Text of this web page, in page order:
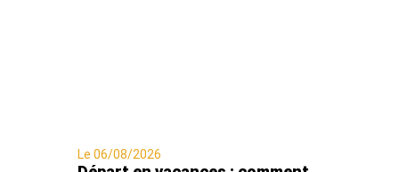
Le 06/08/2026